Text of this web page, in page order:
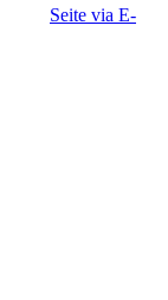
Seite via E-